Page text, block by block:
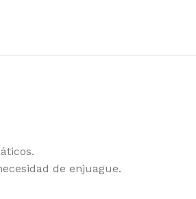
de enjuague.